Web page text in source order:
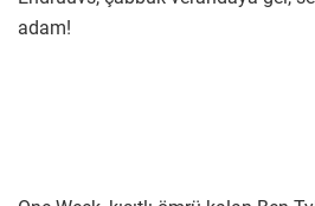
adam!